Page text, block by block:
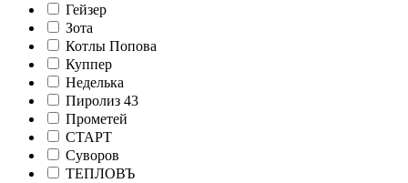
Гейзер
Зота
Котлы Попова
Куппер
Неделька
Пиролиз 43
Прометей
СТАРТ
Суворов
ТЕПЛОВЪ